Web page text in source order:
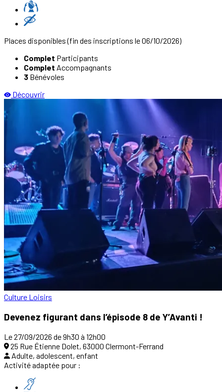
Places disponibles(fin des inscriptions le 06/10/2026)
Complet Participants
Complet Accompagnants
3 Bénévoles
Découvrir
Culture Loisirs
Devenez figurant dans l’épisode 8 de Y’Avanti !
Le 27/09/2026 de 9h30 à 12h00
25 Rue Étienne Dolet, 63000 Clermont-Ferrand
Adulte, adolescent, enfant
Activité adaptée pour :